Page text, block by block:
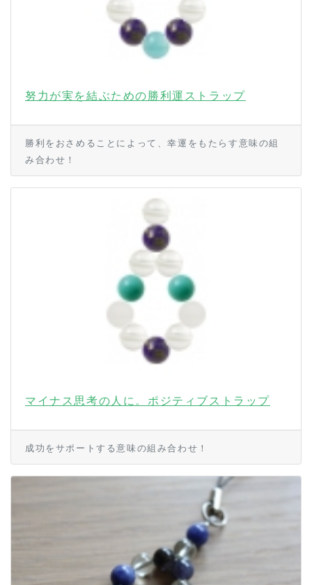
努力が実を結ぶための勝利運ストラップ
勝利をおさめることによって、幸運をもたらす意味の組
み合わせ！
マイナス思考の人に。ポジティブストラップ
成功をサポートする意味の組み合わせ！